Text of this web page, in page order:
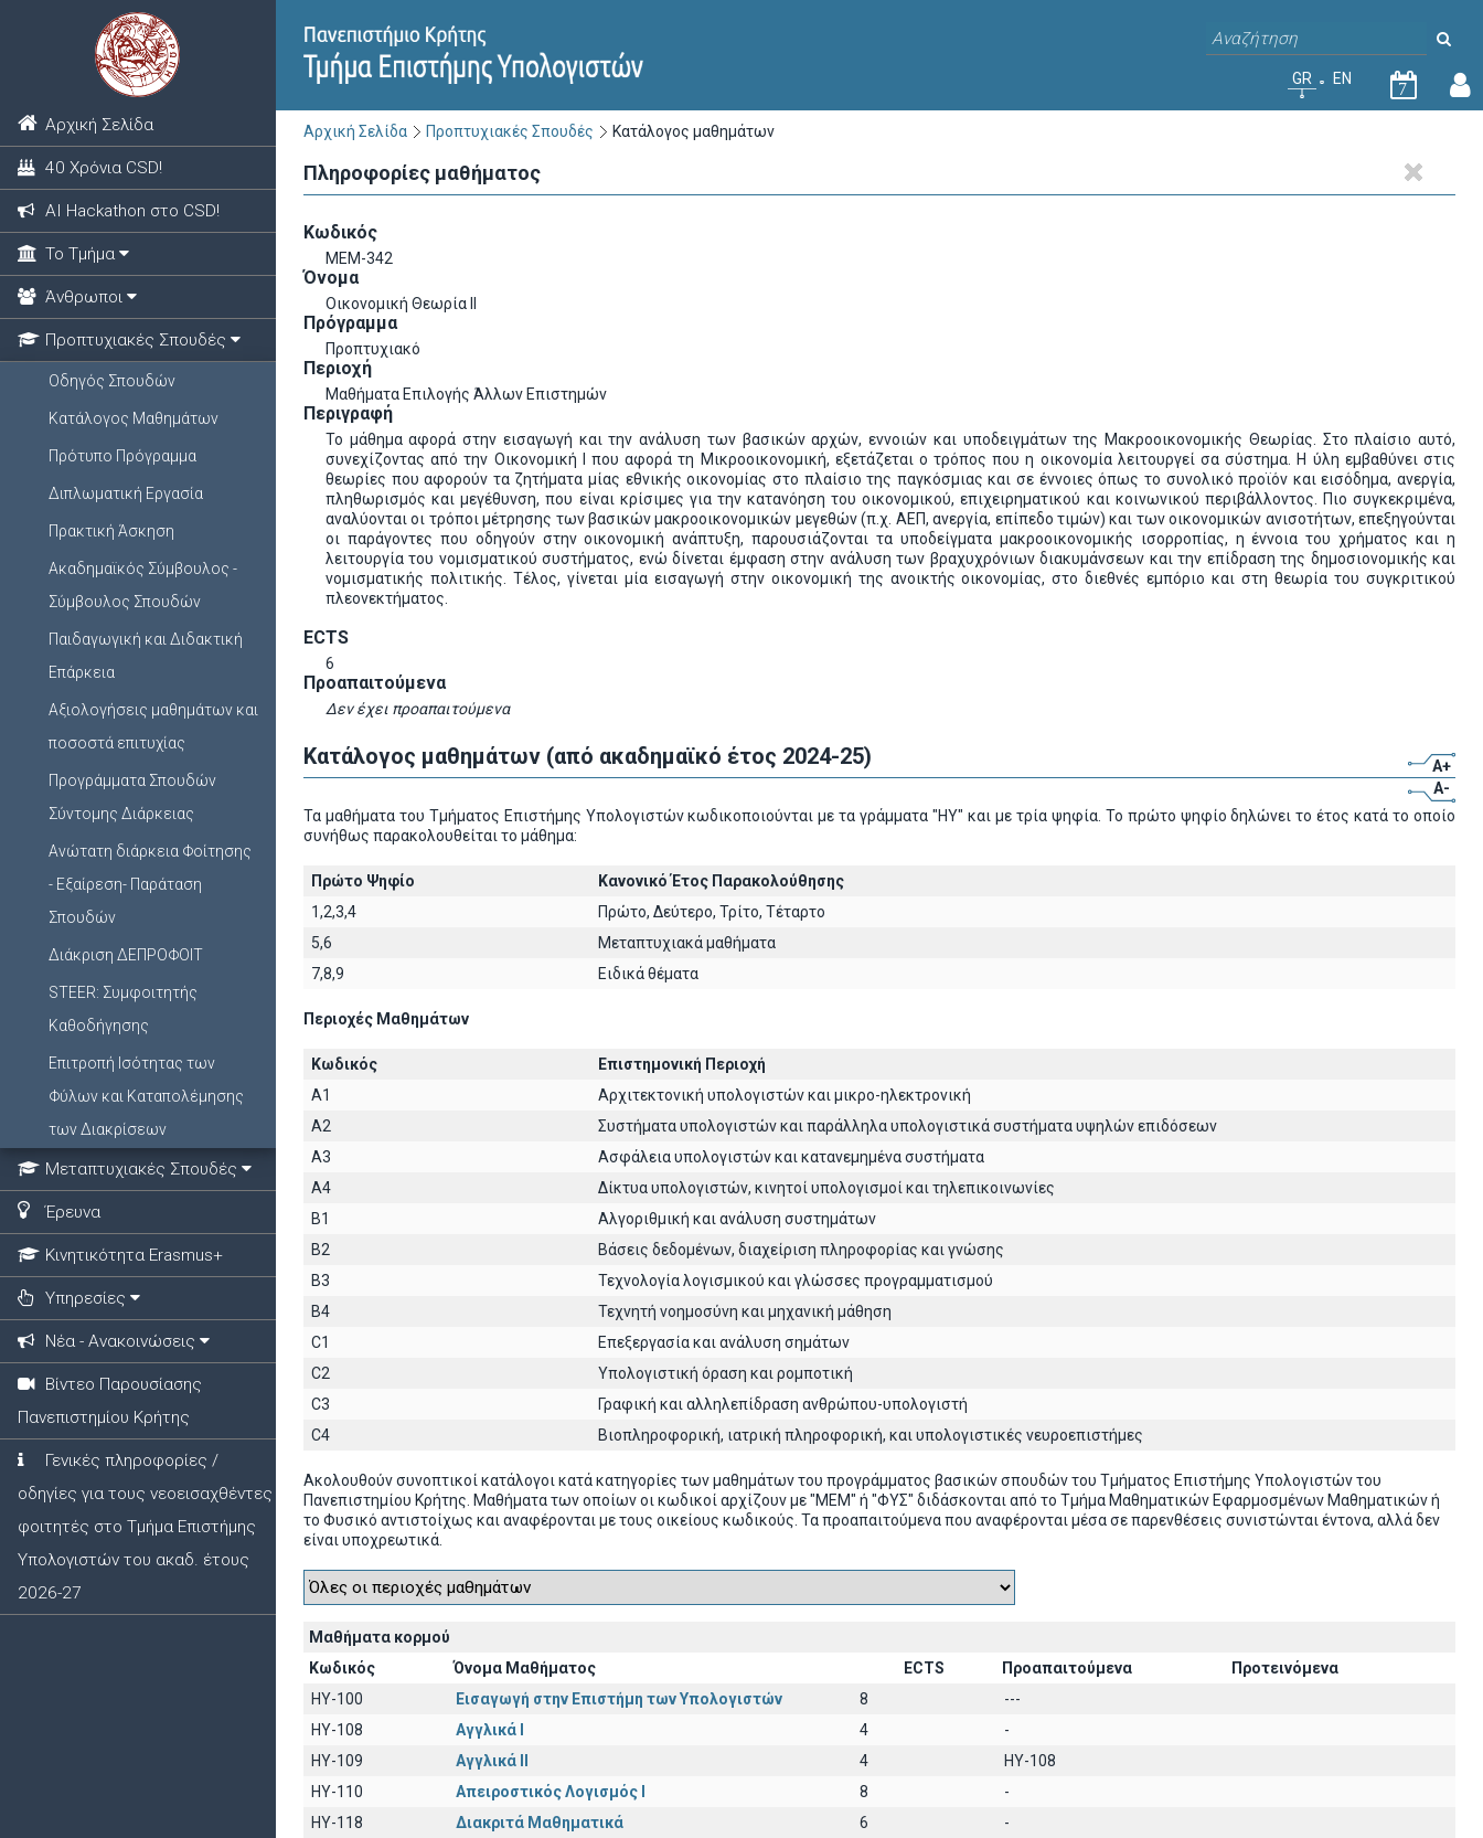
Αρχική Σελίδα
40 Χρόνια CSD!
ΑΙ Hackathon στο CSD!
Το Τμήμα
Άνθρωποι
Προπτυχιακές Σπουδές
Οδηγός Σπουδών
Κατάλογος Μαθημάτων
Πρότυπο Πρόγραμμα
Διπλωματική Εργασία
Πρακτική Άσκηση
Ακαδημαϊκός Σύμβουλος -
Σύμβουλος Σπουδών
Παιδαγωγική και Διδακτική
Επάρκεια
Αξιολογήσεις μαθημάτων και
ποσοστά επιτυχίας
Προγράμματα Σπουδών
Σύντομης Διάρκειας
Ανώτατη διάρκεια Φοίτησης
- Εξαίρεση- Παράταση
Σπουδών
Διάκριση ΔΕΠΡΟΦΟΙΤ
STEER: Συμφοιτητής
Καθοδήγησης
Επιτροπή Ισότητας των
Φύλων και Καταπολέμησης
των Διακρίσεων
Μεταπτυχιακές Σπουδές
Έρευνα
Κινητικότητα Erasmus+
Υπηρεσίες
Νέα - Ανακοινώσεις
Βίντεο Παρουσίασης
Πανεπιστημίου Κρήτης
Γενικές πληροφορίες /
οδηγίες για τους νεοεισαχθέντες
φοιτητές στο Τμήμα Επιστήμης
Υπολογιστών του ακαδ. έτους
2026-27
GR EN
7
Αρχική Σελίδα Προπτυχιακές Σπουδές Κατάλογος μαθημάτων
Πληροφορίες μαθήματος
Κωδικός
ΜΕΜ-342
Όνομα
Οικονομική Θεωρία ΙΙ
Πρόγραμμα
Προπτυχιακό
Περιοχή
Μαθήματα Επιλογής Άλλων Επιστημών
Περιγραφή
Το μάθημα αφορά στην εισαγωγή και την ανάλυση των βασικών αρχών, εννοιών και υποδειγμάτων της Μακροοικονομικής Θεωρίας. Στο πλαίσιο αυτό,
συνεχίζοντας από την Οικονομική Ι που αφορά τη Μικροοικονομική, εξετάζεται ο τρόπος που η οικονομία λειτουργεί σα σύστημα. Η ύλη εμβαθύνει στις
θεωρίες που αφορούν τα ζητήματα μίας εθνικής οικονομίας στο πλαίσιο της παγκόσμιας και σε έννοιες όπως το συνολικό προϊόν και εισόδημα, ανεργία,
πληθωρισμός και μεγέθυνση, που είναι κρίσιμες για την κατανόηση του οικονομικού, επιχειρηματικού και κοινωνικού περιβάλλοντος. Πιο συγκεκριμένα,
αναλύονται οι τρόποι μέτρησης των βασικών μακροοικονομικών μεγεθών (π.χ. ΑΕΠ, ανεργία, επίπεδο τιμών) και των οικονομικών ανισοτήτων, επεξηγούνται
οι παράγοντες που οδηγούν στην οικονομική ανάπτυξη, παρουσιάζονται τα υποδείγματα μακροοικονομικής ισορροπίας, η έννοια του χρήματος και η
λειτουργία του νομισματικού συστήματος, ενώ δίνεται έμφαση στην ανάλυση των βραχυχρόνιων διακυμάνσεων και την επίδραση της δημοσιονομικής και
νομισματικής πολιτικής. Τέλος, γίνεται μία εισαγωγή στην οικονομική της ανοικτής οικονομίας, στο διεθνές εμπόριο και στη θεωρία του συγκριτικού
πλεονεκτήματος.
ECTS
6
Προαπαιτούμενα
Δεν έχει προαπαιτούμενα
Κατάλογος μαθημάτων (από ακαδημαϊκό έτος 2024-25)
A+
A-
Τα μαθήματα του Τμήματος Επιστήμης Υπολογιστών κωδικοποιούνται με τα γράμματα "ΗΥ" και με τρία ψηφία. Το πρώτο ψηφίο δηλώνει το έτος κατά το οποίο
συνήθως παρακολουθείται το μάθημα:
Πρώτο Ψηφίο
Κανονικό Έτος Παρακολούθησης
1,2,3,4
Πρώτο, Δεύτερο, Τρίτο, Τέταρτο
5,6
Μεταπτυχιακά μαθήματα
7,8,9
Ειδικά θέματα
Περιοχές Μαθημάτων
Κωδικός
Επιστημονική Περιοχή
A1
Αρχιτεκτoνική υπολογιστών και μικρο-ηλεκτρονική
A2
Συστήματα υπολογιστών και παράλληλα υπολογιστικά συστήματα υψηλών επιδόσεων
A3
Ασφάλεια υπολογιστών και κατανεμημένα συστήματα
A4
Δίκτυα υπολογιστών, κινητοί υπολογισμοί και τηλεπικοινωνίες
B1
Αλγοριθμική και ανάλυση συστημάτων
B2
Βάσεις δεδομένων, διαχείριση πληροφορίας και γνώσης
B3
Τεχνολογία λογισμικού και γλώσσες προγραμματισμού
B4
Τεχνητή νοημοσύνη και μηχανική μάθηση
C1
Επεξεργασία και ανάλυση σημάτων
C2
Υπολογιστική όραση και ρομποτική
C3
Γραφική και αλληλεπίδραση ανθρώπου-υπολογιστή
C4
Βιοπληροφορική, ιατρική πληροφορική, και υπολογιστικές νευροεπιστήμες
Ακολουθούν συνοπτικοί κατάλογοι κατά κατηγορίες των μαθημάτων του προγράμματος βασικών σπουδών του Τμήματος Επιστήμης Υπολογιστών του
Πανεπιστημίου Κρήτης. Μαθήματα των οποίων οι κωδικοί αρχίζουν με "ΜΕΜ" ή "ΦΥΣ" διδάσκονται από το Τμήμα Μαθηματικών Εφαρμοσμένων Μαθηματικών ή
το Φυσικό αντιστοίχως και αναφέρονται με τους οικείους κωδικούς. Τα προαπαιτούμενα που αναφέρονται μέσα σε παρενθέσεις συνιστώνται έντονα, αλλά δεν
είναι υποχρεωτικά.
Μαθήματα κορμού
Κωδικός
Όνομα Μαθήματος ECTS Προαπαιτούμενα
Προτεινόμενα
HY-100
Εισαγωγή στην Επιστήμη των Υπολογιστών 8
---
HY-108
Αγγλικά I 4
-
HY-109
Αγγλικά II 4
HY-108
HY-110
Απειροστικός Λογισμός Ι 8
-
HY-118
Διακριτά Μαθηματικά 6
-